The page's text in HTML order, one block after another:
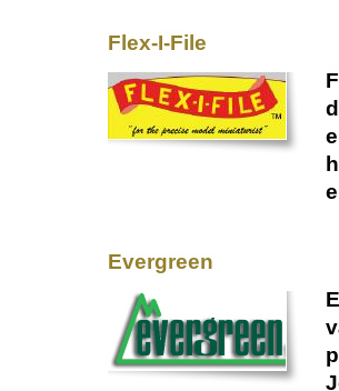
Flex-I-File
Evergreen